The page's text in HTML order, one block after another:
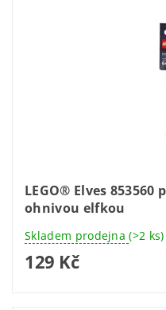
LEGO® Elves 853560
ohnivou elfkou
Skladem prodejna(>2 ks)
129 Kč